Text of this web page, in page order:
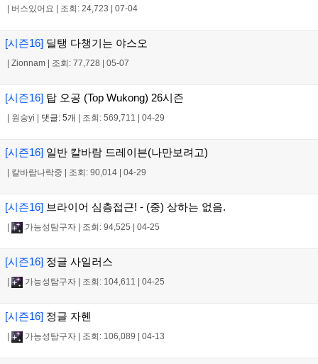
버스있어요 조회: 24,723 07-04
[시즌16] 딜탱 다챙기는 야스오
Zionnam 조회: 77,728 05-07
[시즌16] 탑 오공 (Top Wukong) 26시즌
원숭yi 댓글: 5개 조회: 569,711 04-29
[시즌16] 일반 칼바람 드레이븐(나만보려고)
칼바람나락중 조회: 90,014 04-29
[시즌16] 브라이어 심층접근! - (중) 상하는 없음.
가능성탐구자 조회: 94,525 04-25
[시즌16] 정글 사일러스
가능성탐구자 조회: 104,611 04-25
[시즌16] 정글 자헨
가능성탐구자 조회: 106,089 04-13